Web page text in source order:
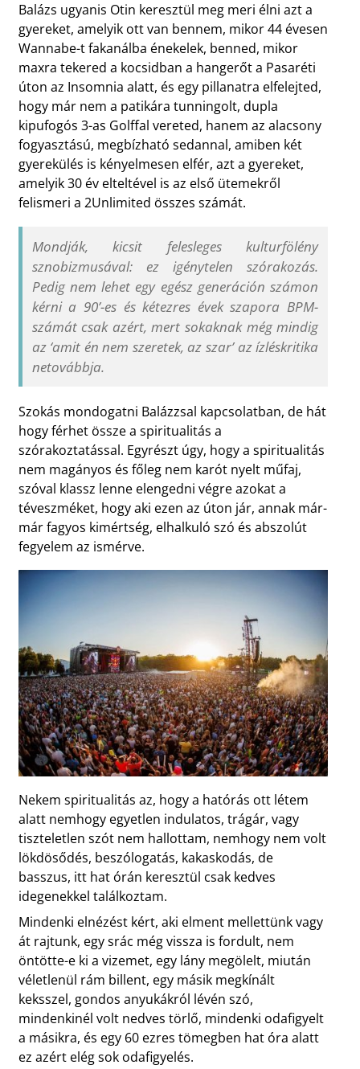
Balázs ugyanis Otin keresztül meg meri élni azt a
gyereket, amelyik ott van bennem, mikor 44 évesen
Wannabe-t fakanálba énekelek, benned, mikor
maxra tekered a kocsidban a hangerőt a Pasaréti
úton az Insomnia alatt, és egy pillanatra elfelejted,
hogy már nem a patikára tunningolt, dupla
kipufogós 3-as Golffal vereted, hanem az alacsony
fogyasztású, megbízható sedannal, amiben két
gyerekülés is kényelmesen elfér, azt a gyereket,
amelyik 30 év elteltével is az első ütemekről
felismeri a 2Unlimited összes számát.
Mondják, kicsit felesleges kulturfölény
sznobizmusával: ez igénytelen szórakozás.
Pedig nem lehet egy egész generáción számon
kérni a 90’-es és kétezres évek szapora BPM-
számát csak azért, mert sokaknak még mindig
az ‘amit én nem szeretek, az szar’ az ízléskritika
netovábbja.
Szokás mondogatni Balázzsal kapcsolatban, de hát
hogy férhet össze a spiritualitás a
szórakoztatással. Egyrészt úgy, hogy a spiritualitás
nem magányos és főleg nem karót nyelt műfaj,
szóval klassz lenne elengedni végre azokat a
téveszméket, hogy aki ezen az úton jár, annak már-
már fagyos kimértség, elhalkuló szó és abszolút
fegyelem az ismérve.
Nekem spiritualitás az, hogy a hatórás ott létem
alatt nemhogy egyetlen indulatos, trágár, vagy
tiszteletlen szót nem hallottam, nemhogy nem volt
lökdösődés, beszólogatás, kakaskodás, de
basszus, itt hat órán keresztül csak kedves
idegenekkel találkoztam.
Mindenki elnézést kért, aki elment mellettünk vagy
át rajtunk, egy srác még vissza is fordult, nem
öntötte-e ki a vizemet, egy lány megölelt, miután
véletlenül rám billent, egy másik megkínált
keksszel, gondos anyukákról lévén szó,
mindenkinél volt nedves törlő, mindenki odafigyelt
a másikra, és egy 60 ezres tömegben hat óra alatt
ez azért elég sok odafigyelés.